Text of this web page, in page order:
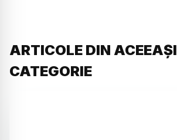
ARTICOLE DIN ACEEAȘI
CATEGORIE